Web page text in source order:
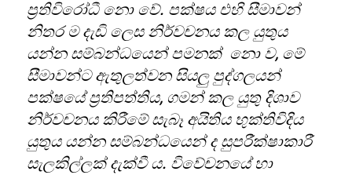
ප්‍රතිවිරෝධී නො වේ. පක්ෂය එහි සීමාවන්
නිතර ම දැඩි ලෙස නිර්වචනය කල යුතුය
යන්න සම්බන්ධයෙන් පමනක් නො ව, මේ
සීමාවන්ට ඇතුලත්වන සියලු පුද්ගලයන්
පක්ෂයේ ප්‍රතිපත්තිය, ගමන් කල යුතු දිශාව
නිර්වචනය කිරීමේ සැබෑ අයිතිය භුක්තිවිදිය
යුතුය යන්න සම්බන්ධයෙන් ද සුපරීක්ෂාකාරී
සැලකිල්ලක් දැක්වී ය. විවේචනයේ හා